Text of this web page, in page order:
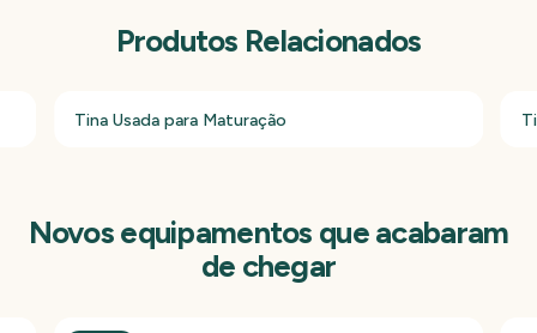
Produtos Relacionados
Tina Usada para Maturação
Novos equipamentos que acabaram
de chegar